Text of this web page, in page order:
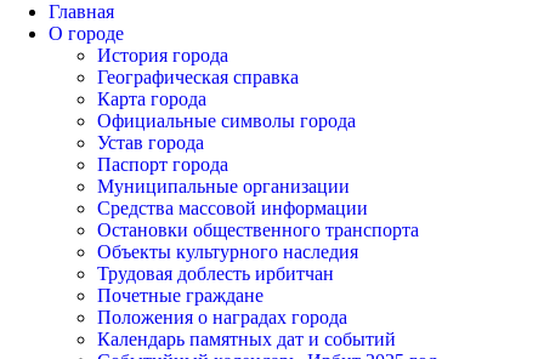
Главная
О городе
История города
Географическая справка
Карта города
Официальные символы города
Устав города
Паспорт города
Муниципальные организации
Средства массовой информации
Остановки общественного транспорта
Объекты культурного наследия
Трудовая доблесть ирбитчан
Почетные граждане
Положения о наградах города
Календарь памятных дат и событий